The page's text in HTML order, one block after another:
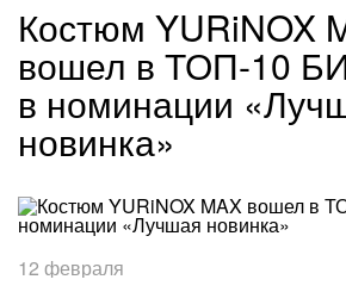
Костюм YURiNOX
вошел в ТОП-10
в номинации
новинка»
12 февраля